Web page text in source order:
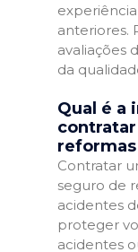
anteriores.
avaliações
da
Qual é a
Contratar
seguro de
acidentes
proteger
acidentes